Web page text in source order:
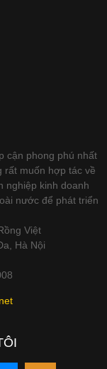
cận phong phú nhất
rất muốn hợp tác về
nghiệp kinh doanh
nước để phát triển
Việt
Hà Nội